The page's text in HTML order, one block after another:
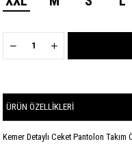
ÜRÜN ÖZELLIKLERI
Kemer Detaylı Ceket Pantolon Takım